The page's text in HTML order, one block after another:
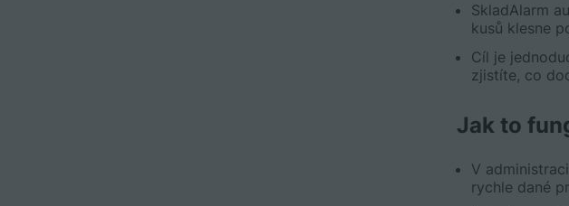
SkladAlarm
kusů klesne
Cíl je
zjistíte, co
Jak to
V
rychle dané